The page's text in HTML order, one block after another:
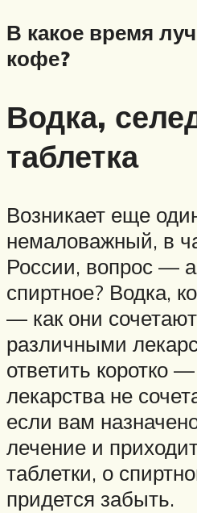
В какое время
кофе?
Водка,
таблетка
Возникает еще
немаловажный, в
России, вопрос —
спиртное? Водка,
— как они
различными
ответить коротко
лекарства не
если вам
лечение и
таблетки, о
придется забыть.